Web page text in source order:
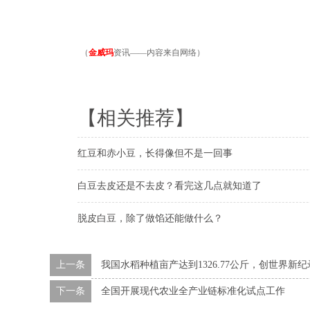
（金威玛资讯——内容来自网络）
【相关推荐】
红豆和赤小豆，长得像但不是一回事
白豆去皮还是不去皮？看完这几点就知道了
脱皮白豆，除了做馅还能做什么？
上一条 我国水稻种植亩产达到1326.77公斤，创世界新纪
下一条 全国开展现代农业全产业链标准化试点工作